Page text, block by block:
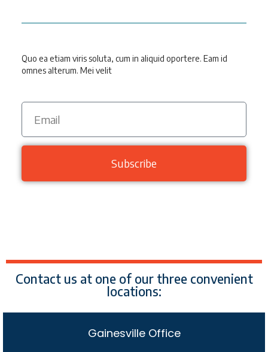
Quo ea etiam viris soluta, cum in aliquid oportere. Eam id
omnes alterum. Mei velit
Subscribe
Contact us at one of our three convenient
locations:
Gainesville Office